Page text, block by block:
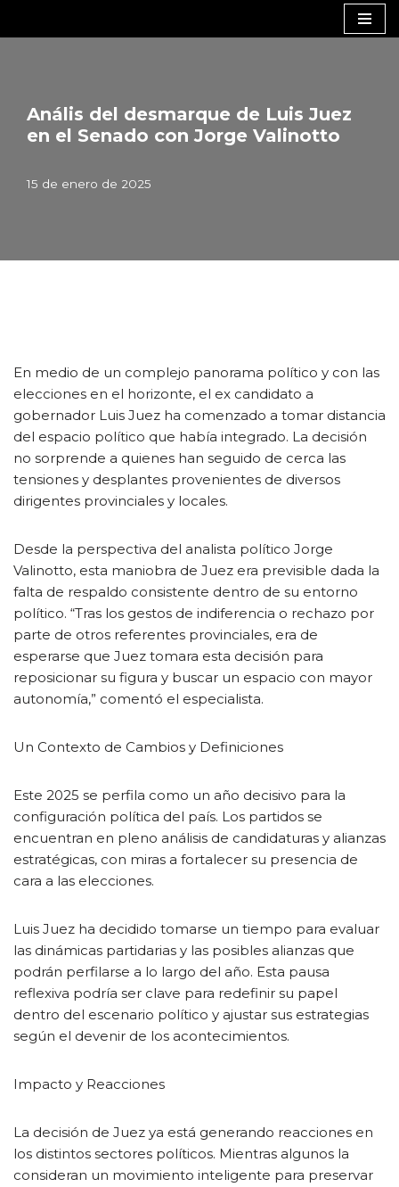
Anális del desmarque de Luis Juez
en el Senado con Jorge Valinotto
15 de enero de 2025
En medio de un complejo panorama político y con las
elecciones en el horizonte, el ex candidato a
gobernador Luis Juez ha comenzado a tomar distancia
del espacio político que había integrado. La decisión
no sorprende a quienes han seguido de cerca las
tensiones y desplantes provenientes de diversos
dirigentes provinciales y locales.
Desde la perspectiva del analista político Jorge
Valinotto, esta maniobra de Juez era previsible dada la
falta de respaldo consistente dentro de su entorno
político. “Tras los gestos de indiferencia o rechazo por
parte de otros referentes provinciales, era de
esperarse que Juez tomara esta decisión para
reposicionar su figura y buscar un espacio con mayor
autonomía,” comentó el especialista.
Un Contexto de Cambios y Definiciones
Este 2025 se perfila como un año decisivo para la
configuración política del país. Los partidos se
encuentran en pleno análisis de candidaturas y alianzas
estratégicas, con miras a fortalecer su presencia de
cara a las elecciones.
Luis Juez ha decidido tomarse un tiempo para evaluar
las dinámicas partidarias y las posibles alianzas que
podrán perfilarse a lo largo del año. Esta pausa
reflexiva podría ser clave para redefinir su papel
dentro del escenario político y ajustar sus estrategias
según el devenir de los acontecimientos.
Impacto y Reacciones
La decisión de Juez ya está generando reacciones en
los distintos sectores políticos. Mientras algunos la
consideran un movimiento inteligente para preservar